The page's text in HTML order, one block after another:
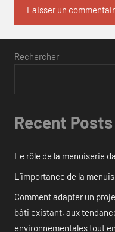
Rechercher
Recent Posts
Le rôle de la menuiserie
L’importance de la
Comment adapter un
bâti existant, aux
environnementales tout